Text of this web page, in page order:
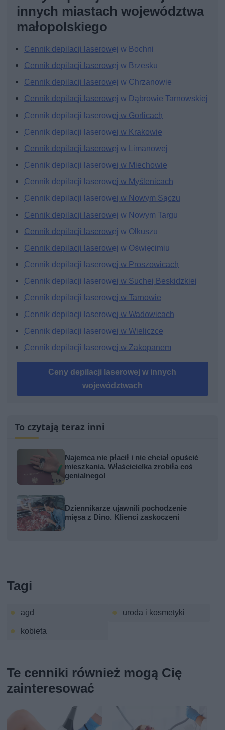
innych miastach województwa
małopolskiego
Cennik depilacji laserowej w Bochni
Cennik depilacji laserowej w Brzesku
Cennik depilacji laserowej w Chrzanowie
Cennik depilacji laserowej w Dąbrowie Tarnowskiej
Cennik depilacji laserowej w Gorlicach
Cennik depilacji laserowej w Krakowie
Cennik depilacji laserowej w Limanowej
Cennik depilacji laserowej w Miechowie
Cennik depilacji laserowej w Myślenicach
Cennik depilacji laserowej w Nowym Sączu
Cennik depilacji laserowej w Nowym Targu
Cennik depilacji laserowej w Olkuszu
Cennik depilacji laserowej w Oświęcimiu
Cennik depilacji laserowej w Proszowicach
Cennik depilacji laserowej w Suchej Beskidzkiej
Cennik depilacji laserowej w Tarnowie
Cennik depilacji laserowej w Wadowicach
Cennik depilacji laserowej w Wieliczce
Cennik depilacji laserowej w Zakopanem
Ceny depilacji laserowej w innych
województwach
To czytają teraz inni
Najemca nie płacił i nie chciał opuścić
mieszkania. Właścicielka zrobiła coś
genialnego!
Dziennikarze ujawnili pochodzenie
mięsa z Dino. Klienci zaskoczeni
Tagi
agd
uroda i kosmetyki
kobieta
Te cenniki również mogą Cię
zainteresować